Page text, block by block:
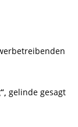
gelinde gesagt